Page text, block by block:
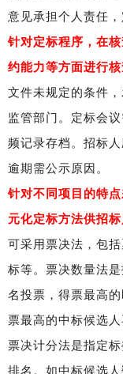
意见承担个人责任
针对定标程序，在
约能力等方面进行核
文件未规定的条件
监管部门。定标会
频记录存档。招标
逾期需公示原因。
针对不同项目的特
元化定标方法供招标
可采用票决法，包
标等。票决数量法
名投票，得票最高
票最高的中标候选
票决计分法是指定
排名。如中标候选